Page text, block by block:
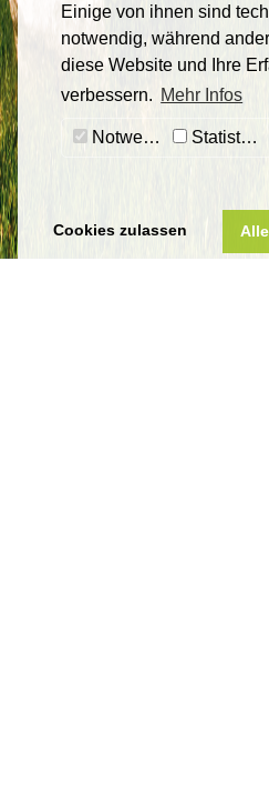
Einige von ihnen sind
notwendig, während
diese Website und Ihre
verbessern. Mehr Infos
Notwendig Statistiken
Cookies zulassen